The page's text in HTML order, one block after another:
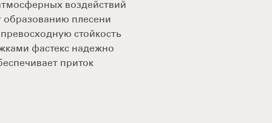
воздействий
образованию плесени
стойкость
фастекс надежно
приток